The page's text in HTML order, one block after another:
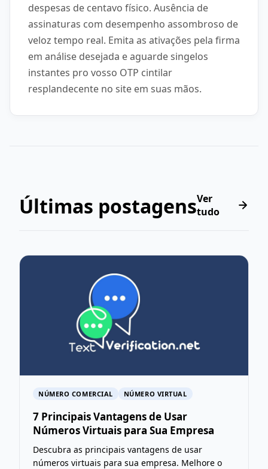
despesas de centavo físico. Ausência de
assinaturas com desempenho assombroso de
veloz tempo real. Emita as ativações pela firma
em análise desejada e aguarde singelos
instantes pro vosso OTP cintilar
resplandecente no site em suas mãos.
Últimas postagensVer
tudo
NÚMERO COMERCIAL NÚMERO VIRTUAL
7 Principais Vantagens de Usar
Números Virtuais para Sua Empresa
Descubra as principais vantagens de usar
números virtuais para sua empresa. Melhore o